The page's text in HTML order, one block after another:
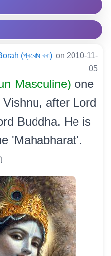
(প্ৰবোধ বৰা) on 2010-11-
05
Masculine) one
after Lord
Buddha. He is
'Mahabharat'.